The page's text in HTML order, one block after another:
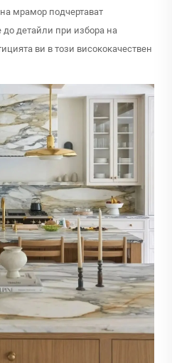
мрамор подчертават
детайли при избора на
ви в този висококачествен